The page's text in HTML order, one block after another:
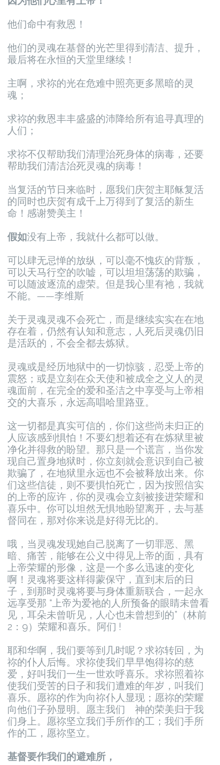
他们命中有救恩！
他们的灵魂在基督的光芒里得到清洁、提升，
最后将在永恒的天堂里继续！
主啊，求祢的光在危难中照亮更多黑暗的灵
魂；
求祢的救恩丰丰盛盛的沛降给所有追寻真理的
人们；
求祢不仅帮助我们清理治死身体的病毒，还要
帮助我们清洁治死灵魂的病毒！
当复活的节日来临时，愿我们庆贺主耶稣复活
的同时也庆贺有成千上万得到了复活的新生
命！感谢赞美主！
假如没有上帝，我就什么都可以做。
可以肆无忌惮的放纵，可以毫不愧疚的背叛，
可以天马行空的吹嘘，可以坦坦荡荡的欺骗，
可以随波逐流的虚荣。但是我心里有祂，我就
不能。——李维斯
关于灵魂灵魂不会死亡，而是继续实实在在地
存在着，仍然有认知和意志，人死后灵魂仍旧
是活跃的，不会全都去炼狱。
灵魂或是经历地狱中的一切惊骇，忍受上帝的
震怒；或是立刻在众天使和被成全之义人的灵
魂面前，在完全的爱和圣洁之中享受与上帝相
交的大喜乐，永远高唱哈里路亚。
这一切都是真实可信的，你们这些尚未归正的
人应该感到惧怕！不要幻想着还有在炼狱里被
净化并得救的盼望。那只是一个谎言，当你发
现自己置身地狱时，你立刻就会意识到自己被
欺骗了，在地狱里永远也不会被释放出来。 你
们这些信徒，则不要惧怕死亡，因为按照信实
的上帝的应许，你的灵魂会立刻被接进荣耀和
喜乐中。你可以坦然无惧地盼望离开，去与基
督同在，那对你来说是好得无比的。
哦，当灵魂发现她自己脱离了一切罪恶、黑
暗、痛苦，能够在公义中得见上帝的面，具有
上帝荣耀的形像，这是一个多么迅速的变化
啊！灵魂将要这样得蒙保守，直到末后的日
子，到那时灵魂将要与身体重新联合，一起永
远享受那 “上帝为爱祂的人所预备的眼睛未曾看
见，耳朵未曾听见，人心也未曾想到的”（林前
2：9）荣耀和喜乐。阿们 !
耶和华啊，我们要等到几时呢？求祢转回，为
祢的仆人后悔。求祢使我们早早饱得祢的慈
爱，好叫我们一生一世欢呼喜乐。求祢照着祢
使我们受苦的日子和我们遭难的年岁，叫我们
喜乐。愿祢的作为向祢仆人显现；愿祢的荣耀
向他们子孙显明。愿主我们 神的荣美归于我
们身上。愿祢坚立我们手所作的工；我们手所
作的工，愿祢坚立。
基督要作我们的避难所，